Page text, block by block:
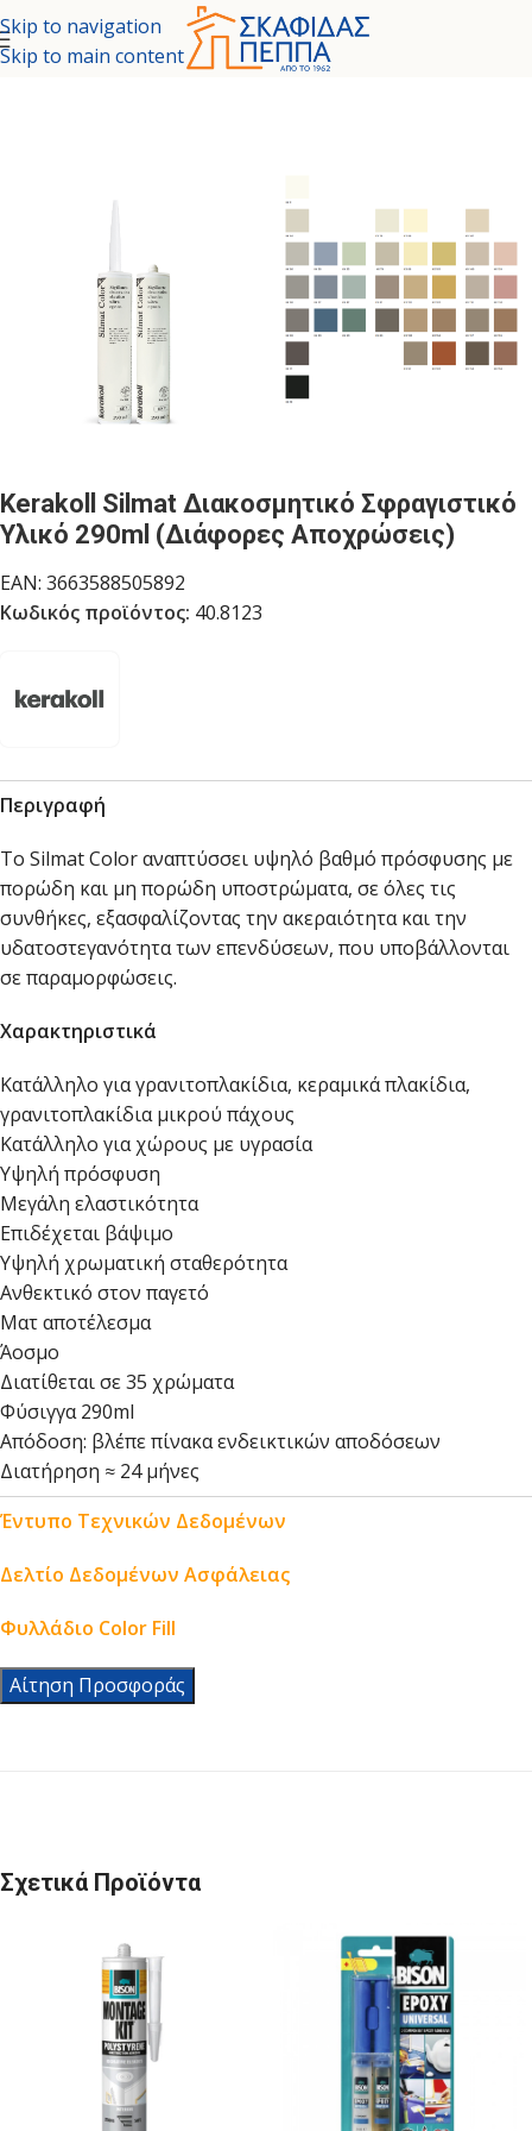
Skip to navigation
Skip to main content
/ΣΤΕΓΑΝΩΤΙΚΑ - ΧΗΜΙΚΑ ΜΟΝΩΤΙΚΑ
Kerakoll Silmat Διακοσμητικό Σφραγιστικό
Υλικό 290ml (Διάφορες Αποχρώσεις)
EAN: 3663588505892
Κωδικός προϊόντος: 40.8123
Περιγραφή
Το Silmat Color αναπτύσσει υψηλό βαθμό πρόσφυσης με
πορώδη και μη πορώδη υποστρώματα, σε όλες τις
συνθήκες, εξασφαλίζοντας την ακεραιότητα και την
υδατοστεγανότητα των επενδύσεων, που υποβάλλονται
σε παραμορφώσεις.
Χαρακτηριστικά
Κατάλληλο για γρανιτοπλακίδια, κεραμικά πλακίδια,
γρανιτοπλακίδια μικρού πάχους
Κατάλληλο για χώρους με υγρασία
Υψηλή πρόσφυση
Μεγάλη ελαστικότητα
Επιδέχεται βάψιμο
Υψηλή χρωματική σταθερότητα
Ανθεκτικό στον παγετό
Ματ αποτέλεσμα
Άοσμο
Διατίθεται σε 35 χρώματα
Φύσιγγα 290ml
Απόδοση: βλέπε πίνακα ενδεικτικών αποδόσεων
Διατήρηση ≈ 24 μήνες
Έντυπο Τεχνικών Δεδομένων
Δελτίο Δεδομένων Ασφάλειας
Φυλλάδιο Color Fill
Αίτηση Προσφοράς
Σχετικά Προϊόντα